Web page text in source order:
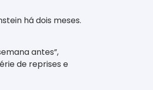
há dois meses.
antes”,
de reprises e